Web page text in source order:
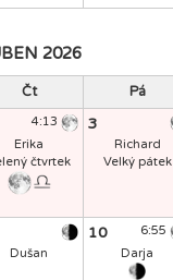
2026
Čt Pá
4:13
Erika
čtvrtek
3
Richard
Velký pátek
Dušan
10
6:55
Darja